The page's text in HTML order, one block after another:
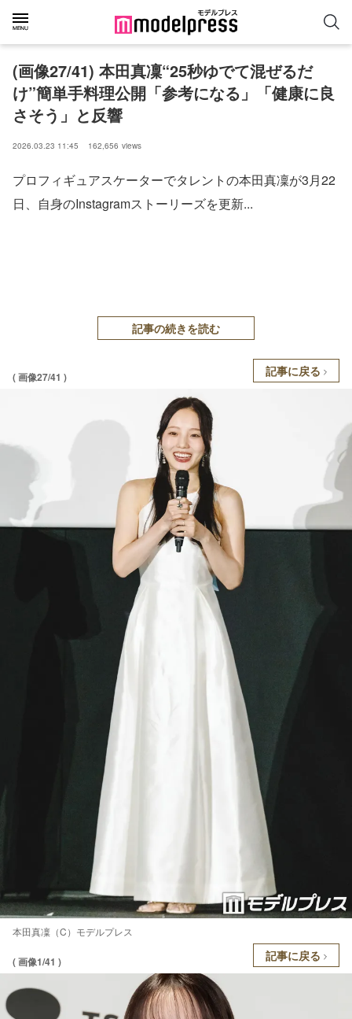
(画像27/41) 本田真凜“25秒ゆでて混ぜるだ
け”簡単手料理公開「参考になる」「健康に良
さそう」と反響
2026.03.23 11:45 162,656 views
プロフィギュアスケーターでタレントの本田真凜が3月22
日、自身のInstagramストーリーズを更新...
記事の続きを読む
( 画像27/41 ) 記事に戻る
本田真凜（C）モデルプレス
( 画像1/41 ) 記事に戻る